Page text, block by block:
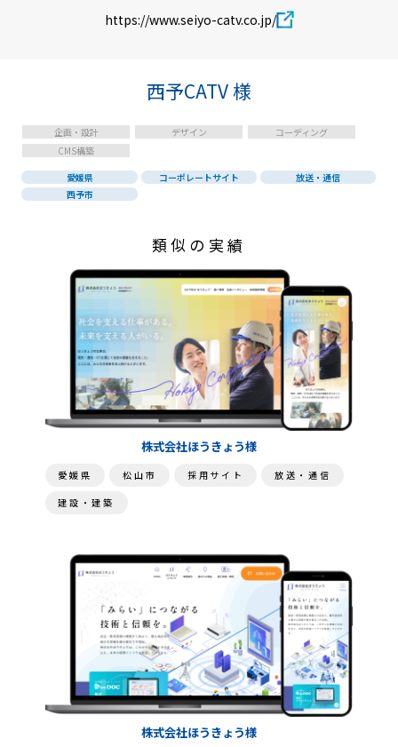
https://www.seiyo-catv.co.jp/
西予CATV 様
企画・設計 デザイン
コーディング
CMS構築
愛媛県
コーポレートサイト
放送・通信
西予市
類似の実績
株式会社ほうきょう様
愛媛県 松山市 採用サイト 放送・通信
建設・建築
株式会社ほうきょう様